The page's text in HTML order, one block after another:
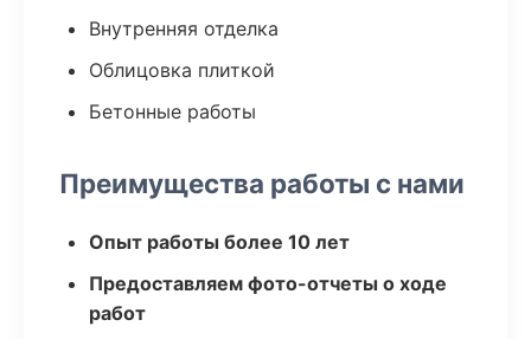
Внутренняя отделка
Облицовка плиткой
Бетонные работы
Преимущества работы с нами
Опыт работы более 10 лет
Предоставляем фото-отчеты о ходе
работ